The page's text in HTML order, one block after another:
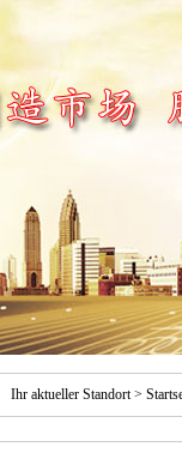
Ihr aktueller Standort >